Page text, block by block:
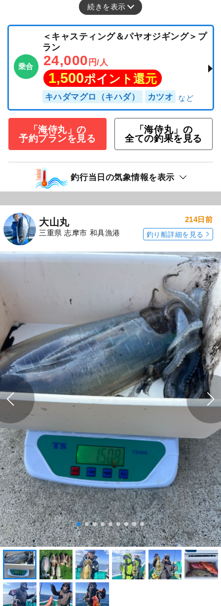
続きを表示
乗合
＜キャスティング＆パヤオジギング＞プ
ラン
24,000 円/人
1,500ポイント還元
キハダマグロ（キハダ） カツオ
「海侍丸」の
予約プランを見る
「海侍丸」の
全ての釣果を見る
釣行当日の気象情報を表示
大山丸
三重県 志摩市 和具漁港
214日前
釣り船詳細を見る